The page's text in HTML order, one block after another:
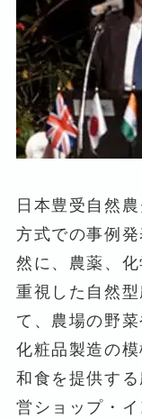
日本豊受自然
方式での事例
然に、農薬、
重視した自然
て、農場の野
化粧品製造の
和食を提供す
営ショップ・